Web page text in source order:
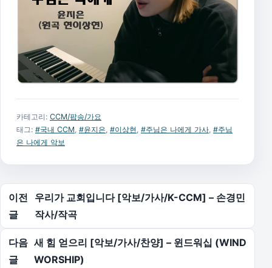
카테고리: CCM/팝송/가요
태그: #국내 CCM #윤지은 #이상현 #주님은 나에게 가사 #주님
은 나에게 악보
글 탐색
이전
글
우리가 교회입니다 [악보/가사/K-CCM] – 손경민
작사/작곡
다음
글
새 힘 얻으리 [악보/가사/찬양] – 윈드워십 (WIND
WORSHIP)